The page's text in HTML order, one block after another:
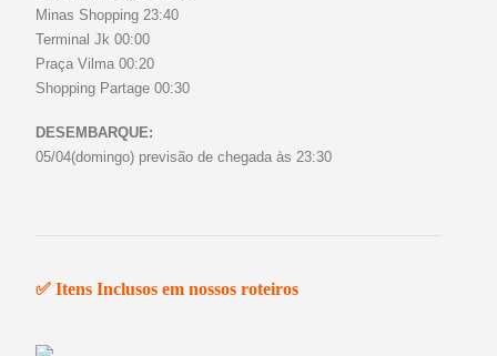
Minas Shopping 23:40
Terminal Jk 00:00
Praça Vilma 00:20
Shopping Partage 00:30
DESEMBARQUE:
05/04(domingo) previsão de chegada às 23:30
✅ Itens Inclusos em nossos roteiros